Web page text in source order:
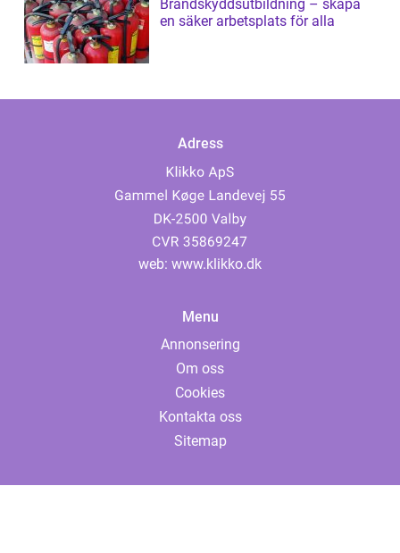
Brandskyddsutbildning – skapa
en säker arbetsplats för alla
Adress
web: www.klikko.dk
Menu
Annonsering
Om oss
Cookies
Kontakta oss
Sitemap